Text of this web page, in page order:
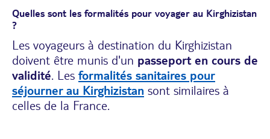
Quelles sont les formalités pour voyager au Kirghizistan
?
Les voyageurs à destination du Kirghizistan
doivent être munis d'un passeport en cours de
validité. Les formalités sanitaires pour
séjourner au Kirghizistan sont similaires à
celles de la France.